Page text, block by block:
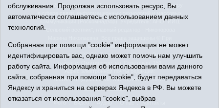
марта 2016 г., выданное Федеральной службой по надзору
коммуникаций (Роскомнадзор). Учредитель: АНО "ИИЦ
"Сельский вестник", главный редактор - Никонорова
использовании материалов ссылка обязательна.
Адрес редакции: 627070, Тюменская область, Омутинский
район, с. Омутинское, ул. Советская, 151
Адрес электронной почты редакции:
selvest151@yandex.ru, тел.: 8(34544)3-16-73
Политика оператора
Фото Видео Аудио О нас Контакты
обслуживания. Продолжая использовать ресурс, Вы
автоматически соглашаетесь с использованием данных
технологий.
Собранная при помощи "cookie" информация не может
идентифицировать вас, однако может помочь нам улучшить
работу сайта. Информация об использовании вами данного
сайта, собранная при помощи "cookie", будет передаваться
Яндексу и храниться на серверах Яндекса в РФ. Вы можете
отказаться от использования "cookie", выбрав